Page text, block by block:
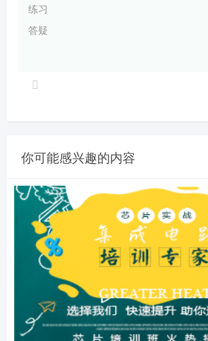
练习
答疑
你可能感兴趣的内容